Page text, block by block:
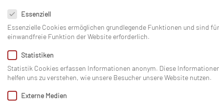
Essenziell
Essenzielle Cookies ermöglichen grundlegende Funktionen und sind
einwandfreie Funktion der Website erforderlich.
Statistiken
Statistik Cookies erfassen Informationen anonym. Diese
helfen uns zu verstehen, wie unsere Besucher unsere Website nutzen.
Externe Medien